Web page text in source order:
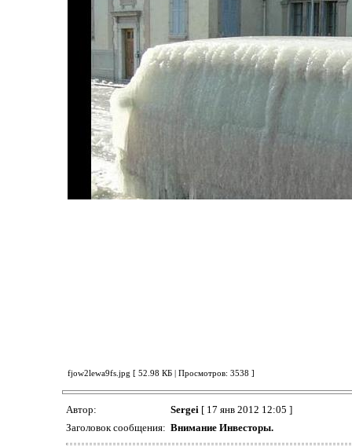
fjow2lewa9fs.jpg [ 52.98 КБ | Просмотров: 3538 ]
Автор: Sergei [ 17 янв 2012 12:05 ]
Заголовок сообщения: Внимание Инвесторы.